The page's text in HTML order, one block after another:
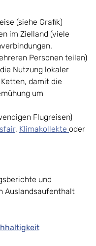
(siehe Grafik)
im Zielland (viele
Personen teilen)
Nutzung lokaler
damit die
um
Flugreisen)
, Klimakollekte oder
und
Auslandsaufenthalt